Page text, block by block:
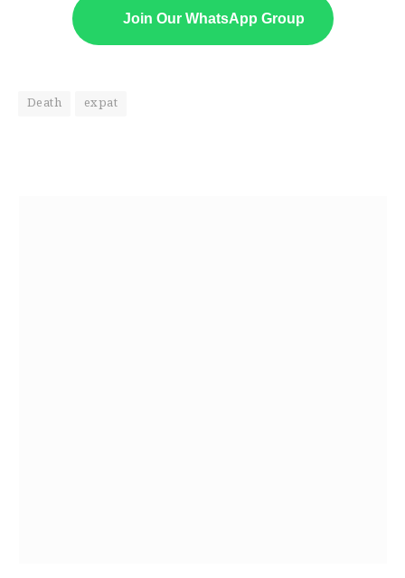
Join Our WhatsApp Group
Death expat